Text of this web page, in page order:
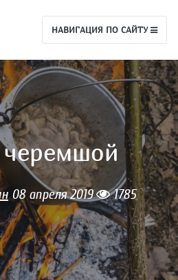
НАВИГАЦИЯ ПО САЙТУ
08 апреля 2019 1785